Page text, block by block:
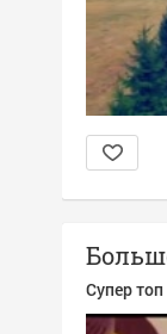
Супер топ